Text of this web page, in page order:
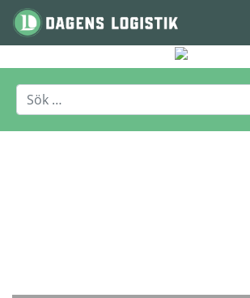
Hoppa till innehåll